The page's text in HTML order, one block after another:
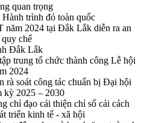
quan trọng
trình đỏ toàn quốc
năm 2024 tại Đắk Lắk diễn ra an
chế
Đắk Lắk
trung tổ chức thành công Lễ hội
2024
rà soát công tác chuẩn bị Đại hội
kỳ 2025 – 2030
chỉ đạo cải thiện chỉ số cải cách
triển kinh tế - xã hội